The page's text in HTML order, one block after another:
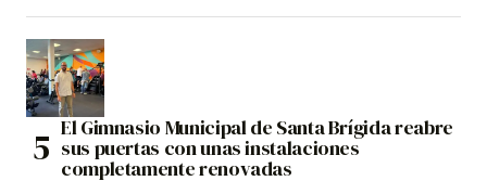
El Gimnasio Municipal de Santa Brígida reabre
sus puertas con unas instalaciones
completamente renovadas